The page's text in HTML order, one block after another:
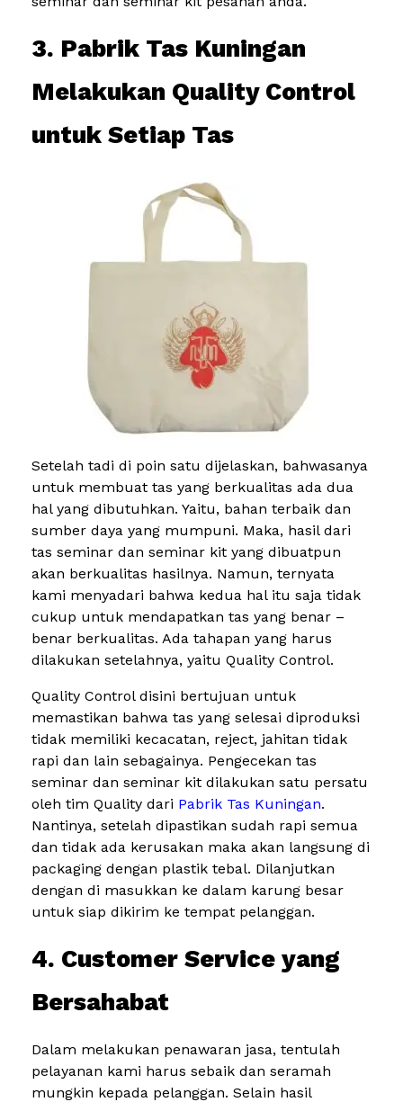
3. Pabrik Tas Kuningan
Melakukan Quality Control
untuk Setiap Tas
Setelah tadi di poin satu dijelaskan, bahwasanya
untuk membuat tas yang berkualitas ada dua
hal yang dibutuhkan. Yaitu, bahan terbaik dan
sumber daya yang mumpuni. Maka, hasil dari
tas seminar dan seminar kit yang dibuatpun
akan berkualitas hasilnya. Namun, ternyata
kami menyadari bahwa kedua hal itu saja tidak
cukup untuk mendapatkan tas yang benar –
benar berkualitas. Ada tahapan yang harus
dilakukan setelahnya, yaitu Quality Control.
Quality Control disini bertujuan untuk
memastikan bahwa tas yang selesai diproduksi
tidak memiliki kecacatan, reject, jahitan tidak
rapi dan lain sebagainya. Pengecekan tas
seminar dan seminar kit dilakukan satu persatu
oleh tim Quality dari Pabrik Tas Kuningan.
Nantinya, setelah dipastikan sudah rapi semua
dan tidak ada kerusakan maka akan langsung di
packaging dengan plastik tebal. Dilanjutkan
dengan di masukkan ke dalam karung besar
untuk siap dikirim ke tempat pelanggan.
4. Customer Service yang
Bersahabat
Dalam melakukan penawaran jasa, tentulah
pelayanan kami harus sebaik dan seramah
mungkin kepada pelanggan. Selain hasil